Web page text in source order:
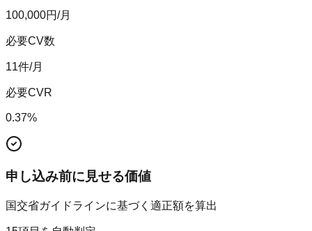
100,000円/月
必要CV数
11件/月
必要CVR
0.37%
申し込み前に見せる価値
国交省ガイドラインに基づく適正額を算出